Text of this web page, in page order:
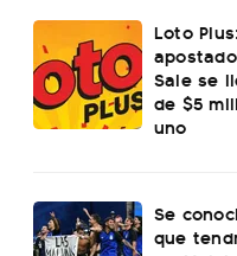
Loto
Sale se
de $5
uno
Se
que